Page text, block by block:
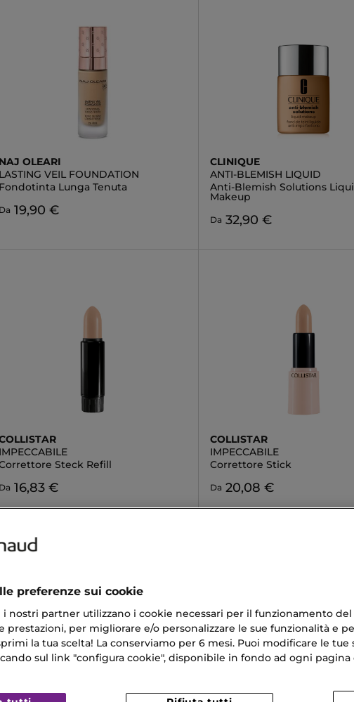
NAJ OLEARI
LASTING VEIL FOUNDATION
Fondotinta Lunga Tenuta
Da 19,90 €
CLINIQUE
ANTI-BLEMISH LIQUID
Anti-Blemish Solutions
Makeup
Da 32,90 €
IMPECCABILE
Steck Refill
Da 16,83 €
COLLISTAR
IMPECCABILE
Correttore Stick
Da 20,08 €
preferenze sui cookie
i nostri partner utilizzano i cookie necessari per il funzionamento
prestazioni, per migliorare e/o personalizzare le sue funzionalità e
la tua scelta! La conserviamo per 6 mesi. Puoi modificare le tue
sul link "configura cookie", disponibile in fondo ad ogni pagina